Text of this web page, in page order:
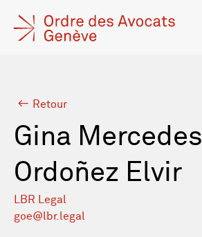
Retour
Gina Mercedes
Ordoñez Elvir
LBR Legal
goe@lbr.legal